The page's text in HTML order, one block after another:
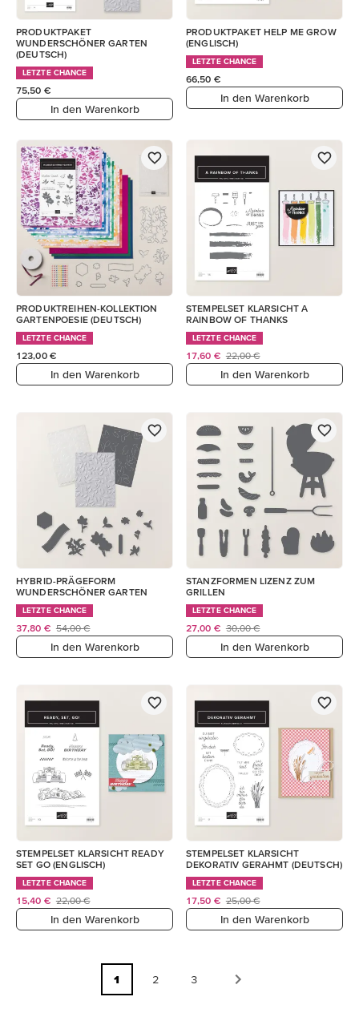
PRODUKTPAKET
WUNDERSCHÖNER GARTEN
(DEUTSCH)
LETZTE CHANCE
75,50 €
In den Warenkorb
PRODUKTPAKET HELP ME GROW
(ENGLISCH)
LETZTE CHANCE
66,50 €
In den Warenkorb
PRODUKTREIHEN-KOLLEKTION
GARTENPOESIE (DEUTSCH)
LETZTE CHANCE
123,00 €
In den Warenkorb
STEMPELSET KLARSICHT A
RAINBOW OF THANKS
LETZTE CHANCE
17,60 € 22,00 €
In den Warenkorb
HYBRID-PRÄGEFORM
WUNDERSCHÖNER GARTEN
LETZTE CHANCE
37,80 € 54,00 €
In den Warenkorb
STANZFORMEN LIZENZ ZUM
GRILLEN
LETZTE CHANCE
27,00 € 30,00 €
In den Warenkorb
STEMPELSET KLARSICHT READY
SET GO (ENGLISCH)
LETZTE CHANCE
15,40 € 22,00 €
In den Warenkorb
STEMPELSET KLARSICHT
DEKORATIV GERAHMT (DEUTSCH)
LETZTE CHANCE
17,50 € 25,00 €
In den Warenkorb
1 2 3